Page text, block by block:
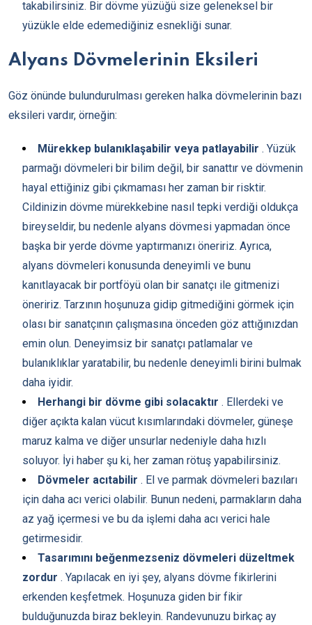
takabilirsiniz. Bir dövme yüzüğü size geleneksel bir
yüzükle elde edemediğiniz esnekliği sunar.
Alyans Dövmelerinin Eksileri
Göz önünde bulundurulması gereken halka dövmelerinin bazı
eksileri vardır, örneğin:
Mürekkep bulanıklaşabilir veya patlayabilir . Yüzük
parmağı dövmeleri bir bilim değil, bir sanattır ve dövmenin
hayal ettiğiniz gibi çıkmaması her zaman bir risktir.
Cildinizin dövme mürekkebine nasıl tepki verdiği oldukça
bireyseldir, bu nedenle alyans dövmesi yapmadan önce
başka bir yerde dövme yaptırmanızı öneririz. Ayrıca,
alyans dövmeleri konusunda deneyimli ve bunu
kanıtlayacak bir portföyü olan bir sanatçı ile gitmenizi
öneririz. Tarzının hoşunuza gidip gitmediğini görmek için
olası bir sanatçının çalışmasına önceden göz attığınızdan
emin olun. Deneyimsiz bir sanatçı patlamalar ve
bulanıklıklar yaratabilir, bu nedenle deneyimli birini bulmak
daha iyidir.
Herhangi bir dövme gibi solacaktır . Ellerdeki ve
diğer açıkta kalan vücut kısımlarındaki dövmeler, güneşe
maruz kalma ve diğer unsurlar nedeniyle daha hızlı
soluyor. İyi haber şu ki, her zaman rötuş yapabilirsiniz.
Dövmeler acıtabilir . El ve parmak dövmeleri bazıları
için daha acı verici olabilir. Bunun nedeni, parmakların daha
az yağ içermesi ve bu da işlemi daha acı verici hale
getirmesidir.
Tasarımını beğenmezseniz dövmeleri düzeltmek
zordur . Yapılacak en iyi şey, alyans dövme fikirlerini
erkenden keşfetmek. Hoşunuza giden bir fikir
bulduğunuzda biraz bekleyin. Randevunuzu birkaç ay